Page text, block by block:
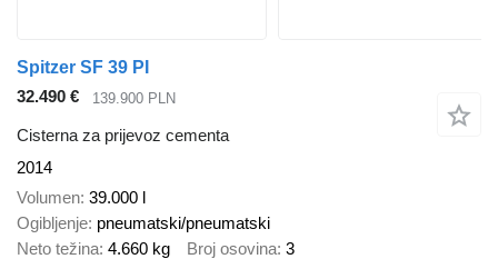
Spitzer SF 39 PI
32.490 €
139.900 PLN
Cisterna za prijevoz cementa
2014
Volumen 39.000 l
Ogibljenje pneumatski/pneumatski
Neto težina 4.660 kg Broj osovina 3